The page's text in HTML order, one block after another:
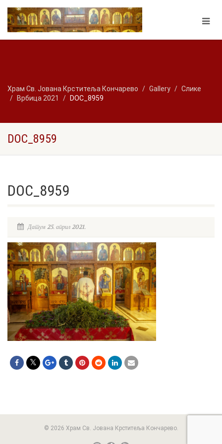
Храм Св. Јована Крститеља Кончарево Gallery
Слике
Врбица 2021
DOC_8959
DOC_8959
DOC_8959
Датум 25. април 2021.
© 2026 Храм Св. Јована Крститеља Кончарево.